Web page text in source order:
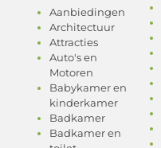
Aanbiedingen
Architectuur
Attracties
Auto's en
Motoren
Babykamer en
kinderkamer
Badkamer
Badkamer en